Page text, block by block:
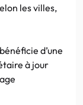
les villes,
d’une
à jour